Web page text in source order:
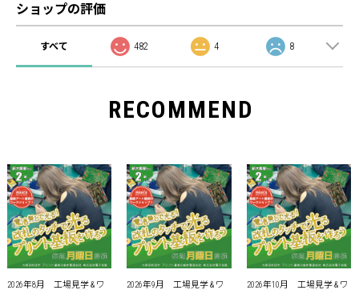
ショップの評価
すべて 482 4 8
RECOMMEND
2026年8月 工場見学 & ワ
2026年9月 工場見学 & ワ
2026年10月 工場見学 & ワ